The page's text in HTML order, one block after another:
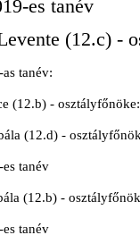
es tanév
(12.c) -
tanév:
(12.b) -
(12.d) -
tanév
(12.b) -
tanév